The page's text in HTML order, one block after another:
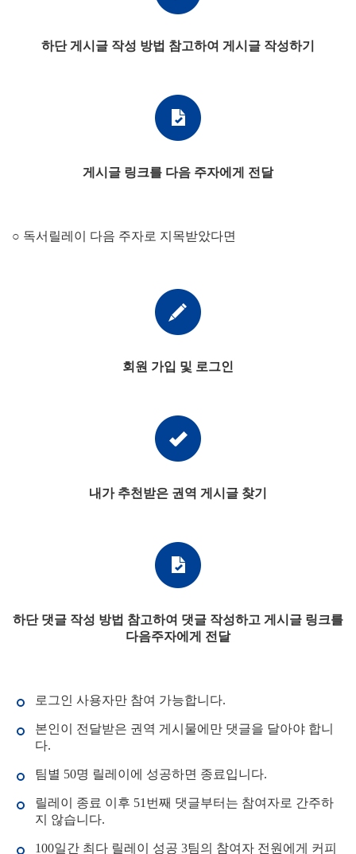
하단 게시글 작성 방법 참고하여 게시글 작성하기
게시글 링크를 다음 주자에게 전달
○ 독서릴레이 다음 주자로 지목받았다면
회원 가입 및 로그인
내가 추천받은 권역 게시글 찾기
하단 댓글 작성 방법 참고하여 댓글 작성하고 게시글 링크를
다음주자에게 전달
로그인 사용자만 참여 가능합니다.
본인이 전달받은 권역 게시물에만 댓글을 달아야 합니
다.
팀별 50명 릴레이에 성공하면 종료입니다.
릴레이 종료 이후 51번째 댓글부터는 참여자로 간주하
지 않습니다.
100일간 최다 릴레이 성공 3팀의 참여자 전원에게 커피